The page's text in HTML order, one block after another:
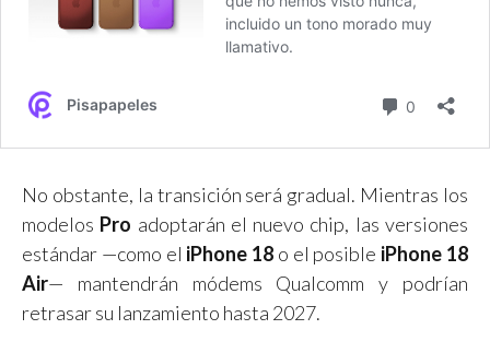
No obstante, la transición será gradual. Mientras los
modelos Pro adoptarán el nuevo chip, las versiones
estándar —como el iPhone 18 o el posible iPhone 18
Air— mantendrán módems Qualcomm y podrían
retrasar su lanzamiento hasta 2027.